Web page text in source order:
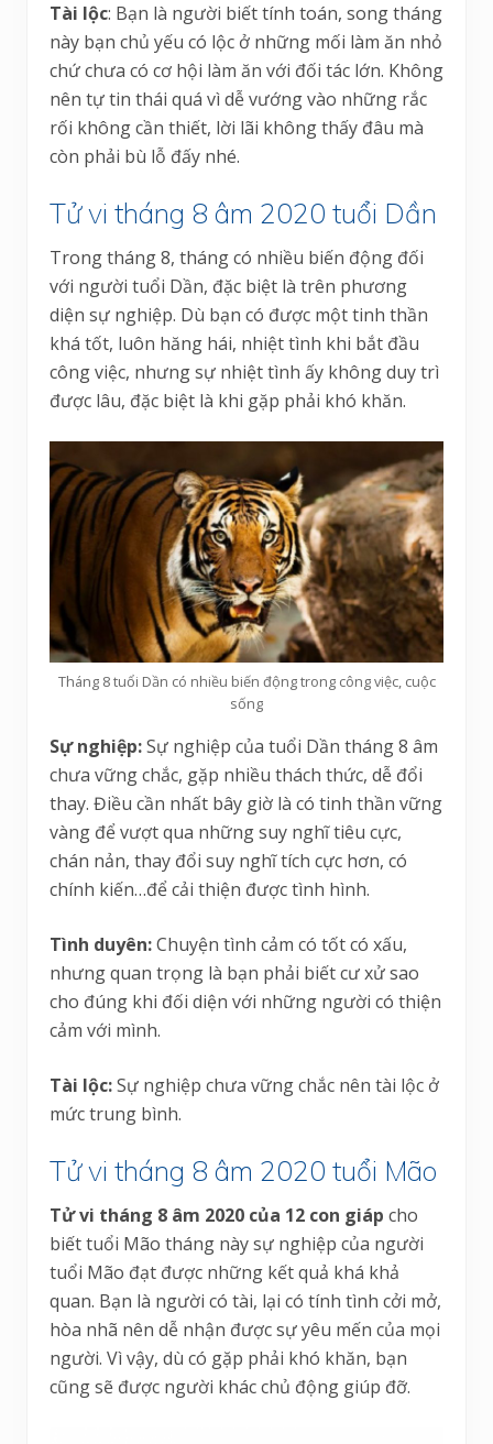
Tài lộc: Bạn là người biết tính toán, song tháng
này bạn chủ yếu có lộc ở những mối làm ăn nhỏ
chứ chưa có cơ hội làm ăn với đối tác lớn. Không
nên tự tin thái quá vì dễ vướng vào những rắc
rối không cần thiết, lời lãi không thấy đâu mà
còn phải bù lỗ đấy nhé.
Tử vi tháng 8 âm 2020 tuổi Dần
Trong tháng 8, tháng có nhiều biến động đối
với người tuổi Dần, đặc biệt là trên phương
diện sự nghiệp. Dù bạn có được một tinh thần
khá tốt, luôn hăng hái, nhiệt tình khi bắt đầu
công việc, nhưng sự nhiệt tình ấy không duy trì
được lâu, đặc biệt là khi gặp phải khó khăn.
Tháng 8 tuổi Dần có nhiều biến động trong công việc, cuộc
sống
Sự nghiệp:Sự nghiệp của tuổi Dần tháng 8 âm
chưa vững chắc, gặp nhiều thách thức, dễ đổi
thay. Điều cần nhất bây giờ là có tinh thần vững
vàng để vượt qua những suy nghĩ tiêu cực,
chán nản, thay đổi suy nghĩ tích cực hơn, có
chính kiến…để cải thiện được tình hình.
Tình duyên:Chuyện tình cảm có tốt có xấu,
nhưng quan trọng là bạn phải biết cư xử sao
cho đúng khi đối diện với những người có thiện
cảm với mình.
Tài lộc:Sự nghiệp chưa vững chắc nên tài lộc ở
mức trung bình.
Tử vi tháng 8 âm 2020 tuổi Mão
Tử vi tháng 8 âm 2020 của 12 con giáp cho
biết tuổi Mão tháng này sự nghiệp của người
tuổi Mão đạt được những kết quả khá khả
quan. Bạn là người có tài, lại có tính tình cởi mở,
hòa nhã nên dễ nhận được sự yêu mến của mọi
người. Vì vậy, dù có gặp phải khó khăn, bạn
cũng sẽ được người khác chủ động giúp đỡ.